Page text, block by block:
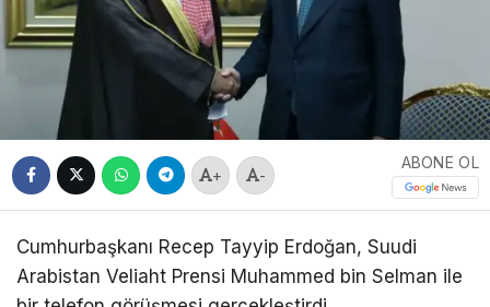
+ -
ABONE OL
Cumhurbaşkanı Recep Tayyip Erdoğan, Suudi
Arabistan Veliaht Prensi Muhammed bin Selman ile